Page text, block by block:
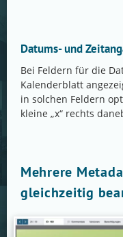
Datums- und
Bei Feldern für die
Kalenderblatt
in solchen Feldern
kleine „x“ rechts
Mehrere
gleichzeitig